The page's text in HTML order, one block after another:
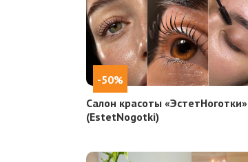
-50%
Салон красоты «ЭстетНоготки»
(EstetNogotki)